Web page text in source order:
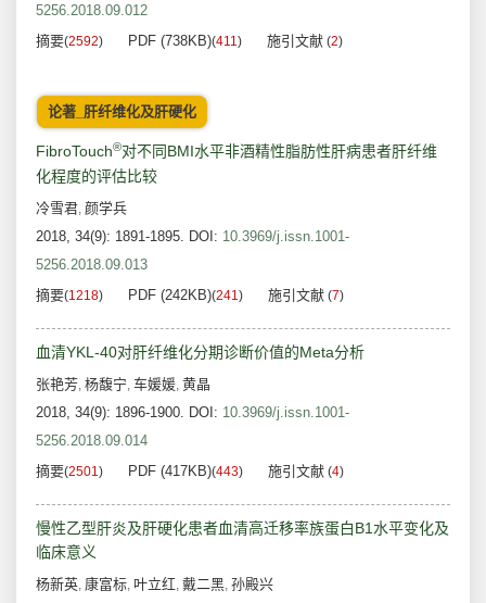
5256.2018.09.012
摘要(2592) PDF (738KB)(411) 施引文献 (2)
论著_肝纤维化及肝硬化
FibroTouch®对不同BMI水平非酒精性脂肪性肝病患者肝纤维
化程度的评估比较
冷雪君, 颜学兵
2018, 34(9): 1891-1895. DOI: 10.3969/j.issn.1001-
5256.2018.09.013
摘要(1218) PDF (242KB)(241) 施引文献 (7)
血清YKL-40对肝纤维化分期诊断价值的Meta分析
张艳芳, 杨馥宁, 车媛媛, 黄晶
2018, 34(9): 1896-1900. DOI: 10.3969/j.issn.1001-
5256.2018.09.014
摘要(2501) PDF (417KB)(443) 施引文献 (4)
慢性乙型肝炎及肝硬化患者血清高迁移率族蛋白B1水平变化及
临床意义
杨新英, 康富标, 叶立红, 戴二黑, 孙殿兴